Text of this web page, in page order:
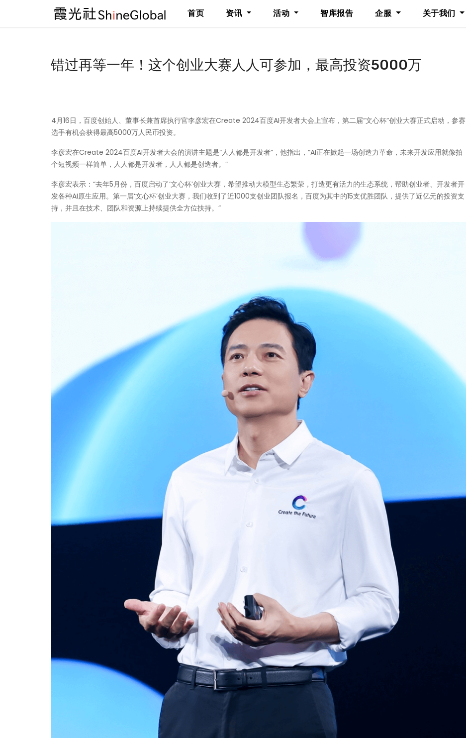
首页 资讯 活动 智库报告 企服 关于我们
错过再等一年！这个创业大赛人人可参加，最高投资5000万
4月16日，百度创始人、董事长兼首席执行官李彦宏在Create 2024百度AI开发者大会上宣布，第二届“文心杯”创业大赛正式启动，参赛
选手有机会获得最高5000万人民币投资。
李彦宏在Create 2024百度AI开发者大会的演讲主题是“人人都是开发者”，他指出，“AI正在掀起一场创造力革命，未来开发应用就像拍
个短视频一样简单，人人都是开发者，人人都是创造者。”
李彦宏表示：“去年5月份，百度启动了‘文心杯’创业大赛，希望推动大模型生态繁荣，打造更有活力的生态系统，帮助创业者、开发者开
发各种AI原生应用。第一届‘文心杯’创业大赛，我们收到了近1000支创业团队报名，百度为其中的15支优胜团队，提供了近亿元的投资支
持，并且在技术、团队和资源上持续提供全方位扶持。”